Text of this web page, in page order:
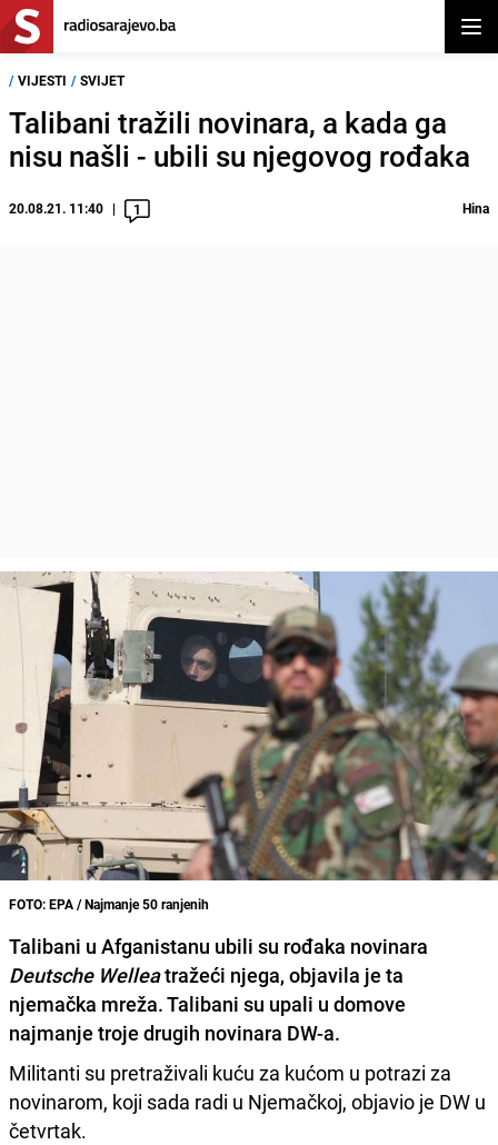
/ VIJESTI / SVIJET
Talibani tražili novinara, a kada ga
nisu našli - ubili su njegovog rođaka
20.08.21. 11:40 1 Hina
FOTO: EPA / Najmanje 50 ranjenih
Talibani u Afganistanu ubili su rođaka novinara
Deutsche Welleatražeći njega, objavila je ta
njemačka mreža. Talibani su upali u domove
najmanje troje drugih novinara DW-a.
Militanti su pretraživali kuću za kućom u potrazi za
novinarom, koji sada radi u Njemačkoj, objavio je DW u
četvrtak.